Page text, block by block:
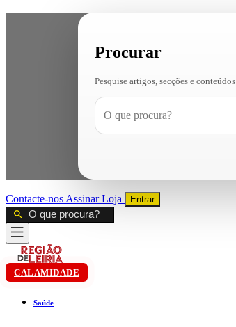
Procurar
Pesquise artigos, secções e conteúdos
Contacte-nos AssinarLoja Entrar
CALAMIDADE
Saúde